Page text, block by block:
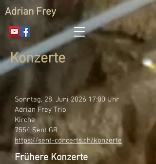
Adrian Frey
Konzerte
Sonntag, 28. Juni 2026 17:00 Uhr
Adrian Frey Trio
Kirche
7554 Sent GR
https://sent-concerts.ch/konzerte
Frühere Konzerte